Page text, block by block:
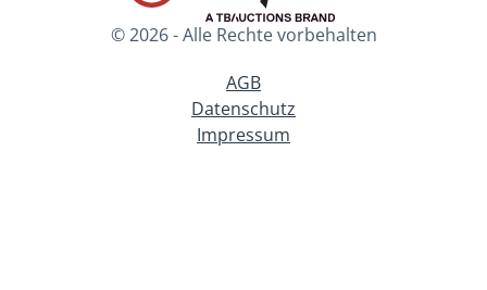
© 2026 - Alle Rechte vorbehalten
AGB
Datenschutz
Impressum